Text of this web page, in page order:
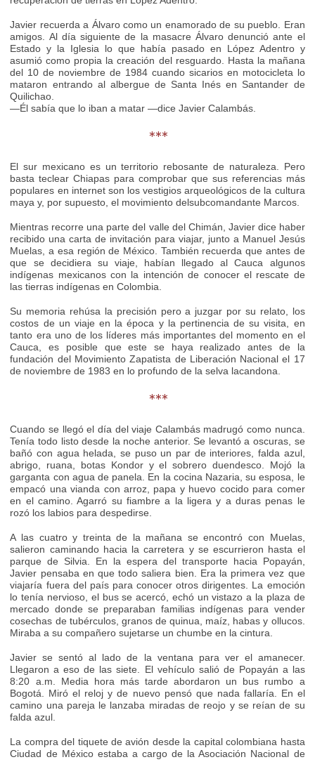
Javier recuerda a Álvaro como un enamorado de su pueblo. Eran
amigos. Al día siguiente de la masacre Álvaro denunció ante el
Estado y la Iglesia lo que había pasado en López Adentro y
asumió como propia la creación del resguardo. Hasta la mañana
del 10 de noviembre de 1984 cuando sicarios en motocicleta lo
mataron entrando al albergue de Santa Inés en Santander de
Quilichao.
—Él sabía que lo iban a matar —dice Javier Calambás.
***
El sur mexicano es un territorio rebosante de naturaleza. Pero
basta teclear Chiapas para comprobar que sus referencias más
populares en internet son los vestigios arqueológicos de la cultura
maya y, por supuesto, el movimiento delsubcomandante Marcos.
Mientras recorre una parte del valle del Chimán, Javier dice haber
recibido una carta de invitación para viajar, junto a Manuel Jesús
Muelas, a esa región de México. También recuerda que antes de
que se decidiera su viaje, habían llegado al Cauca algunos
indígenas mexicanos con la intención de conocer el rescate de
las tierras indígenas en Colombia.
Su memoria rehúsa la precisión pero a juzgar por su relato, los
costos de un viaje en la época y la pertinencia de su visita, en
tanto era uno de los líderes más importantes del momento en el
Cauca, es posible que este se haya realizado antes de la
fundación del Movimiento Zapatista de Liberación Nacional el 17
de noviembre de 1983 en lo profundo de la selva lacandona.
***
Cuando se llegó el día del viaje Calambás madrugó como nunca.
Tenía todo listo desde la noche anterior. Se levantó a oscuras, se
bañó con agua helada, se puso un par de interiores, falda azul,
abrigo, ruana, botas Kondor y el sobrero duendesco. Mojó la
garganta con agua de panela. En la cocina Nazaria, su esposa, le
empacó una vianda con arroz, papa y huevo cocido para comer
en el camino. Agarró su fiambre a la ligera y a duras penas le
rozó los labios para despedirse.
A las cuatro y treinta de la mañana se encontró con Muelas,
salieron caminando hacia la carretera y se escurrieron hasta el
parque de Silvia. En la espera del transporte hacia Popayán,
Javier pensaba en que todo saliera bien. Era la primera vez que
viajaría fuera del país para conocer otros dirigentes. La emoción
lo tenía nervioso, el bus se acercó, echó un vistazo a la plaza de
mercado donde se preparaban familias indígenas para vender
cosechas de tubérculos, granos de quinua, maíz, habas y ollucos.
Miraba a su compañero sujetarse un chumbe en la cintura.
Javier se sentó al lado de la ventana para ver el amanecer.
Llegaron a eso de las siete. El vehículo salió de Popayán a las
8:20 a.m. Media hora más tarde abordaron un bus rumbo a
Bogotá. Miró el reloj y de nuevo pensó que nada fallaría. En el
camino una pareja le lanzaba miradas de reojo y se reían de su
falda azul.
La compra del tiquete de avión desde la capital colombiana hasta
Ciudad de México estaba a cargo de la Asociación Nacional de